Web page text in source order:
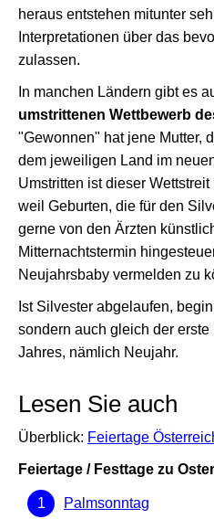
heraus entstehen mitunter
Interpretationen über das
zulassen.
In manchen Ländern gibt es
umstrittenen Wettbewerb
"Gewonnen" hat jene Mutter,
dem jeweiligen Land im
Umstritten ist dieser
weil Geburten, die für den
gerne von den Ärzten
Mitternachtstermin
Neujahrsbaby vermelden zu
Ist Silvester abgelaufen,
sondern auch gleich der
Jahres, nämlich Neujahr.
Lesen Sie auch
Überblick: Feiertage
Feiertage / Festtage zu
Palmsonntag